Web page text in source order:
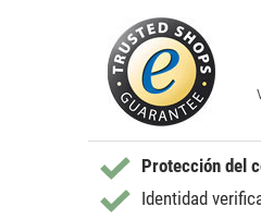
Protección del
Identidad